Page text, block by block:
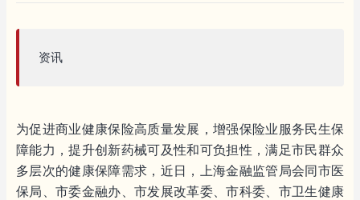
资讯
为促进商业健康保险高质量发展，增强保险业服务民生保
障能力，提升创新药械可及性和可负担性，满足市民群众
多层次的健康保障需求，近日，上海金融监管局会同市医
保局、市委金融办、市发展改革委、市科委、市卫生健康